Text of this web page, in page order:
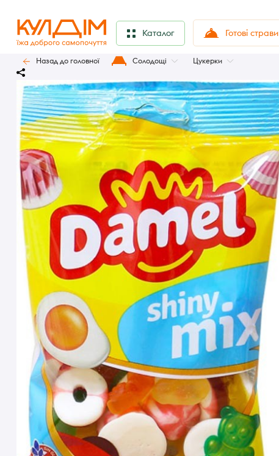
Каталог Готові страви
Назад до головної Солодощі Цукерки